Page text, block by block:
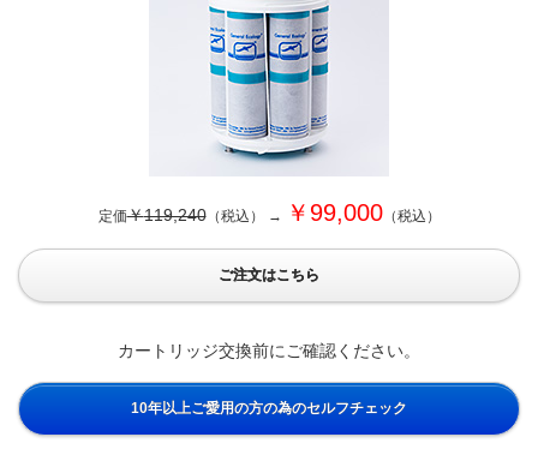
定価￥119,240（税込） → ￥ 99,000（税込）
ご注文はこちら
カートリッジ交換前にご確認ください。
10年以上ご愛用の方の為のセルフチェック